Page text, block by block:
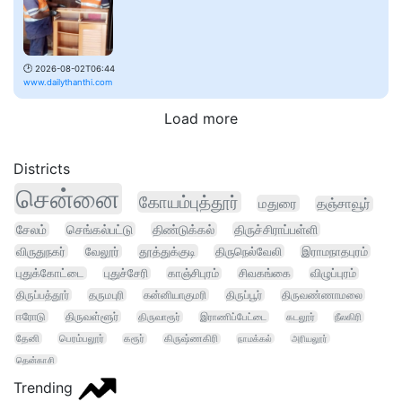
🕑 2026-08-02T06:44
www.dailythanthi.com
Load more
Districts
சென்னை கோயம்புத்தூர் மதுரை தஞ்சாவூர்
சேலம் செங்கல்பட்டு திண்டுக்கல் திருச்சிராப்பள்ளி
விருதுநகர் வேலூர் தூத்துக்குடி திருநெல்வேலி இராமநாதபுரம்
புதுக்கோட்டை புதுச்சேரி காஞ்சிபுரம் சிவகங்கை
விழுப்புரம்
திருப்பத்தூர்
தருமபுரி கன்னியாகுமரி திருப்பூர்
திருவண்ணாமலை
ஈரோடு
திருவள்ளூர் திருவாரூர் இராணிப்பேட்டை கடலூர்
நீலகிரி
தேனி
பெரம்பலூர் கரூர் கிருஷ்ணகிரி நாமக்கல்
அரியலூர்
தென்காசி
Trending